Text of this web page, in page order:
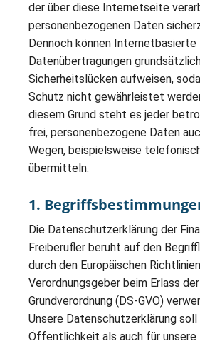
der über diese Internetseite
personenbezogenen Daten
Dennoch können Internetbasierte
Datenübertragungen
Sicherheitslücken aufweisen,
Schutz nicht gewährleistet
diesem Grund steht es jeder
frei, personenbezogene Daten
Wegen, beispielsweise
übermitteln.
1.
Die Datenschutzerklärung der
Freiberufler beruht auf den
durch den Europäischen
Verordnungsgeber beim Erlass
Grundverordnung (DS-GVO)
Unsere Datenschutzerklärung
Öffentlichkeit als auch für unsere